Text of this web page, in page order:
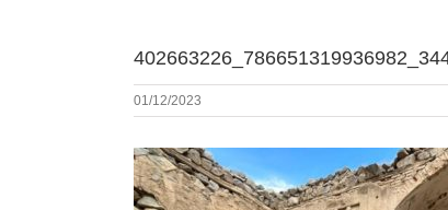
01/12/2023